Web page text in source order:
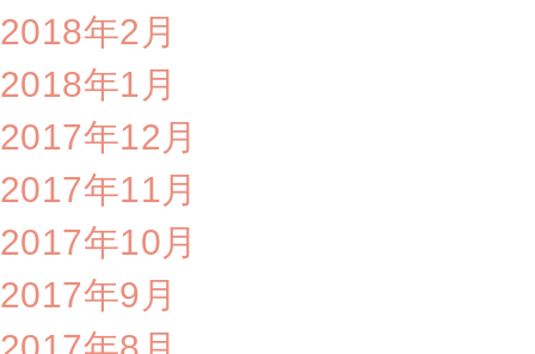
2018年2月
2018年1月
2017年12月
2017年11月
2017年10月
2017年9月